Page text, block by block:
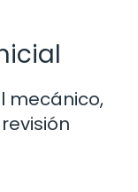
mecánico,